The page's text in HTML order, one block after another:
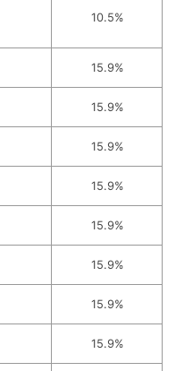
10.5%
15.9%
15.9%
15.9%
15.9%
15.9%
15.9%
15.9%
15.9%